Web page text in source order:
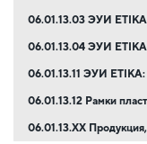
06.01.13.03 ЭУИ
06.01.13.04 ЭУИ
06.01.13.11 ЭУИ
06.01.13.12 Рамки
06.01.13.ХХ